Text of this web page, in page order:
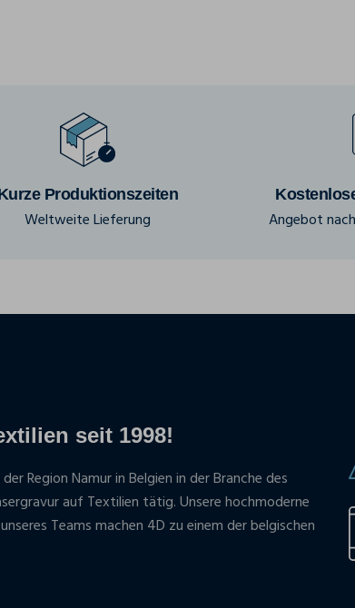
Produktionszeiten
Weltweite Lieferung Angebot
seit 1998!
Region Namur in Belgien in der Branche des
auf Textilien tätig. Unsere hochmoderne
Teams machen 4D zu einem der belgischen